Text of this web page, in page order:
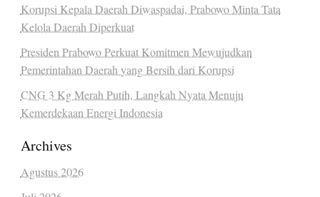
Korupsi Kepala Daerah Diwaspadai, Prabowo Minta Tata
Kelola Daerah Diperkuat
Presiden Prabowo Perkuat Komitmen Mewujudkan
Pemerintahan Daerah yang Bersih dari Korupsi
CNG 3 Kg Merah Putih, Langkah Nyata Menuju
Kemerdekaan Energi Indonesia
Archives
Agustus 2026